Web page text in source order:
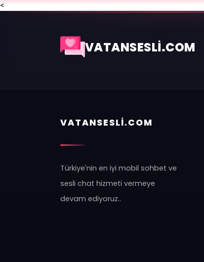
<
VATANSESLİ.COM
VATANSESLİ.COM
Türkiye'nin en iyi mobil sohbet ve
sesli chat hizmeti vermeye
devam ediyoruz..